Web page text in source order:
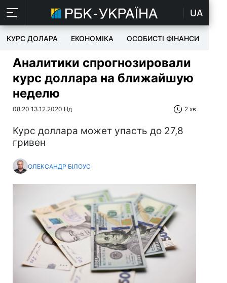
UA
КУРС ДОЛАРА ЕКОНОМІКА ОСОБИСТІ ФІНАНСИ
Аналитики спрогнозировали
курс доллара на ближайшую
неделю
08:20 13.12.2020 Нд 2 хв
Курс доллара может упасть до 27,8
гривен
ОЛЕКСАНДР БІЛОУС